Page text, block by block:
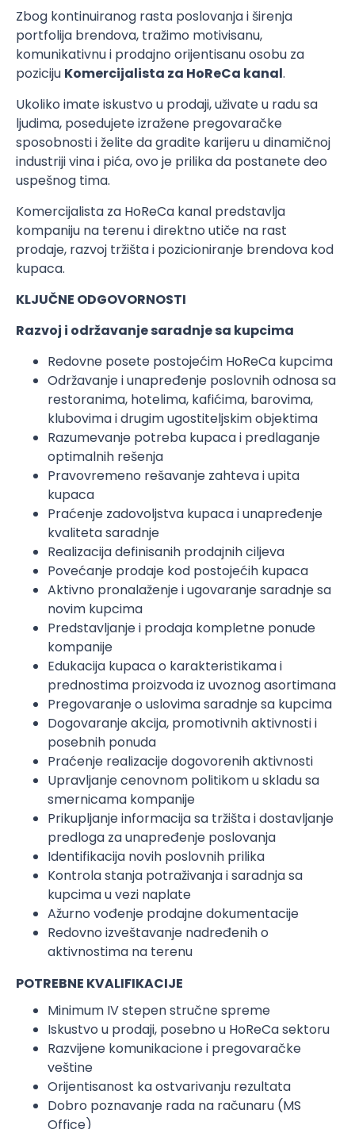
Zbog kontinuiranog rasta poslovanja i širenja
portfolija brendova, tražimo motivisanu,
komunikativnu i prodajno orijentisanu osobu za
poziciju Komercijalista za HoReCa kanal.
Ukoliko imate iskustvo u prodaji, uživate u radu sa
ljudima, posedujete izražene pregovaračke
sposobnosti i želite da gradite karijeru u dinamičnoj
industriji vina i pića, ovo je prilika da postanete deo
uspešnog tima.
Komercijalista za HoReCa kanal predstavlja
kompaniju na terenu i direktno utiče na rast
prodaje, razvoj tržišta i pozicioniranje brendova kod
kupaca.
KLJUČNE ODGOVORNOSTI
Razvoj i održavanje saradnje sa kupcima
Redovne posete postojećim HoReCa kupcima
Održavanje i unapređenje poslovnih odnosa sa
restoranima, hotelima, kafićima, barovima,
klubovima i drugim ugostiteljskim objektima
Razumevanje potreba kupaca i predlaganje
optimalnih rešenja
Pravovremeno rešavanje zahteva i upita
kupaca
Praćenje zadovoljstva kupaca i unapređenje
kvaliteta saradnje
Realizacija definisanih prodajnih ciljeva
Povećanje prodaje kod postojećih kupaca
Aktivno pronalaženje i ugovaranje saradnje sa
novim kupcima
Predstavljanje i prodaja kompletne ponude
kompanije
Edukacija kupaca o karakteristikama i
prednostima proizvoda iz uvoznog asortimana
Pregovaranje o uslovima saradnje sa kupcima
Dogovaranje akcija, promotivnih aktivnosti i
posebnih ponuda
Praćenje realizacije dogovorenih aktivnosti
Upravljanje cenovnom politikom u skladu sa
smernicama kompanije
Prikupljanje informacija sa tržišta i dostavljanje
predloga za unapređenje poslovanja
Identifikacija novih poslovnih prilika
Kontrola stanja potraživanja i saradnja sa
kupcima u vezi naplate
Ažurno vođenje prodajne dokumentacije
Redovno izveštavanje nadređenih o
aktivnostima na terenu
POTREBNE KVALIFIKACIJE
Minimum IV stepen stručne spreme
Iskustvo u prodaji, posebno u HoReCa sektoru
Razvijene komunikacione i pregovaračke
veštine
Orijentisanost ka ostvarivanju rezultata
Dobro poznavanje rada na računaru (MS
Office)